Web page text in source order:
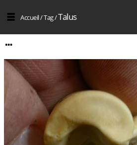
Accueil/Tag/Talus